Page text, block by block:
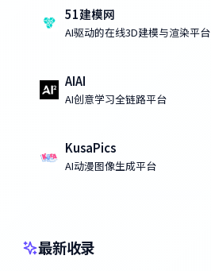
51建模网
AI驱动的在线3D建模与渲染平台
AIAI
AI创意学习全链路平台
KusaPics
AI动漫图像生成平台
最新收录